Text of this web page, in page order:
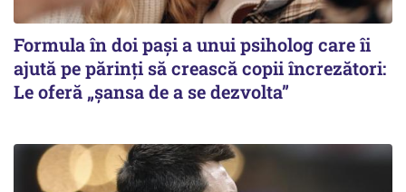
Formula în doi pași a unui psiholog care îi
ajută pe părinți să crească copii încrezători:
Le oferă „șansa de a se dezvolta”